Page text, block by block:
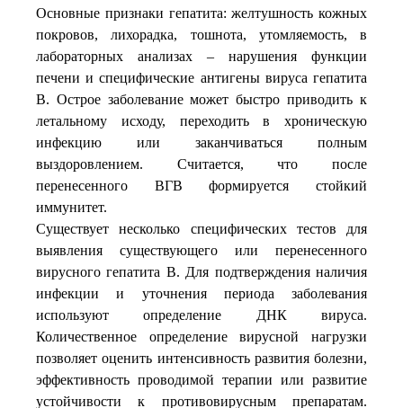
Основные признаки гепатита: желтушность кожных
покровов, лихорадка, тошнота, утомляемость, в
лабораторных анализах – нарушения функции
печени и специфические антигены вируса гепатита
В. Острое заболевание может быстро приводить к
летальному исходу, переходить в хроническую
инфекцию или заканчиваться полным
выздоровлением. Считается, что после
перенесенного ВГВ формируется стойкий
иммунитет.
Существует несколько специфических тестов для
выявления существующего или перенесенного
вирусного гепатита В. Для подтверждения наличия
инфекции и уточнения периода заболевания
используют определение ДНК вируса.
Количественное определение вирусной нагрузки
позволяет оценить интенсивность развития болезни,
эффективность проводимой терапии или развитие
устойчивости к противовирусным препаратам.